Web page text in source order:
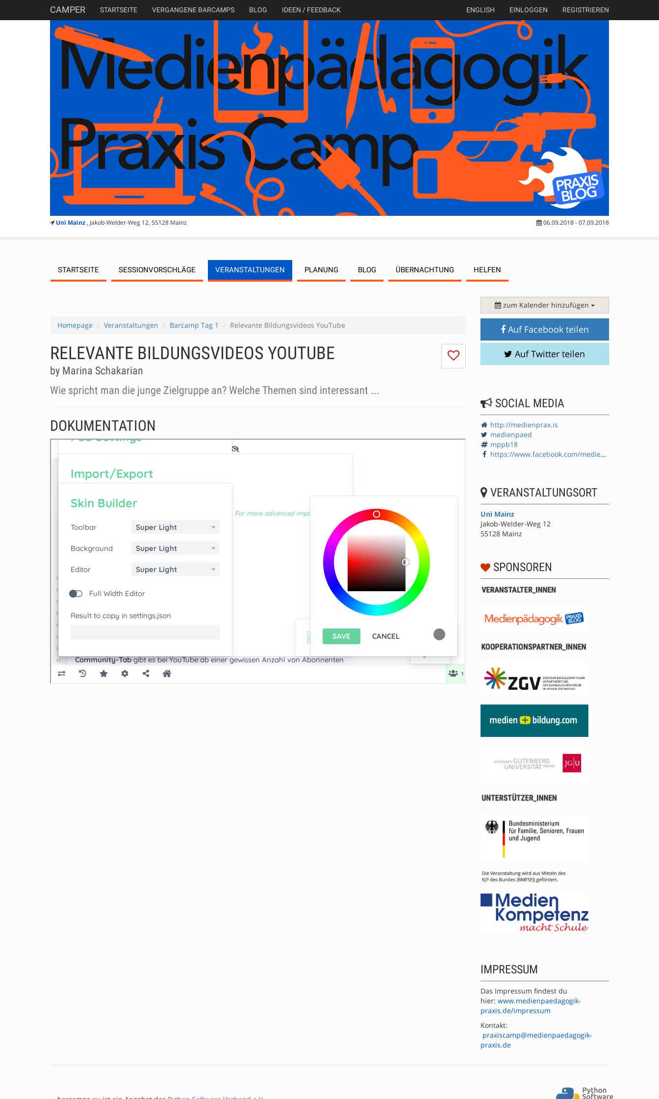
CAMPER STARTSEITE VERGANGENE BARCAMPS BLOG IDEEN / FEEDBACK ENGLISH EINLOGGEN REGISTRIEREN
Uni Mainz, Jakob-Welder-Weg 12, 55128 Mainz 06.09.2018 - 07.09.2018
STARTSEITE SESSIONVORSCHLÄGE VERANSTALTUNGEN PLANUNG BLOG ÜBERNACHTUNG HELFEN
Homepage Veranstaltungen Barcamp Tag 1 Relevante Bildungsvideos YouTube
Ich
mag
nicht
RELEVANTE BILDUNGSVIDEOS YOUTUBE
by Marina Schakarian
Wie spricht man die junge Zielgruppe an? Welche Themen sind interessant ...
DOKUMENTATION
zum Kalender hinzufügen
Auf Facebook teilen
Auf Twitter teilen
SOCIAL MEDIA
http://medienprax.is
medienpaed
mppb18
https://www.facebook.com/medienpaedagogik/
VERANSTALTUNGSORT
Uni Mainz
Jakob-Welder-Weg 12
55128 Mainz
SPONSOREN
IMPRESSUM
Das Impressum findest du
hier: www.medienpaedagogik-
praxis.de/impressum
Kontakt:
praxiscamp@medienpaedagogik-
praxis.de